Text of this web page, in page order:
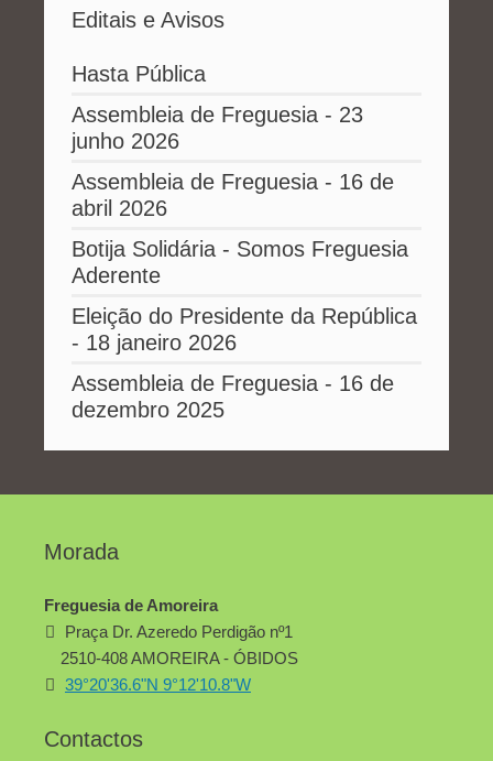
Editais e Avisos
Hasta Pública
Assembleia de Freguesia - 23
junho 2026
Assembleia de Freguesia - 16 de
abril 2026
Botija Solidária - Somos Freguesia
Aderente
Eleição do Presidente da República
- 18 janeiro 2026
Assembleia de Freguesia - 16 de
dezembro 2025
Morada
Freguesia de Amoreira
Praça Dr. Azeredo Perdigão nº1
2510-408 AMOREIRA - ÓBIDOS
39°20'36.6"N 9°12'10.8"W
Contactos